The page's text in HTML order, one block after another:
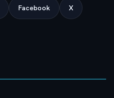
Facebook X